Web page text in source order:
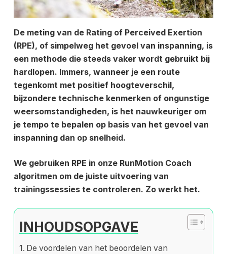
De meting van de Rating of Perceived Exertion
(RPE), of simpelweg het gevoel van inspanning, is
een methode die steeds vaker wordt gebruikt bij
hardlopen. Immers, wanneer je een route
tegenkomt met positief hoogteverschil,
bijzondere technische kenmerken of ongunstige
weersomstandigheden, is het nauwkeuriger om
je tempo te bepalen op basis van het gevoel van
inspanning dan op snelheid.
We gebruiken RPE in onze RunMotion Coach
algoritmen om de juiste uitvoering van
trainingssessies te controleren. Zo werkt het.
INHOUDSOPGAVE
De voordelen van het beoordelen van